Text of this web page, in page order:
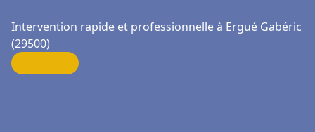
Intervention rapide et professionnelle à Ergué Gabéric
(29500)